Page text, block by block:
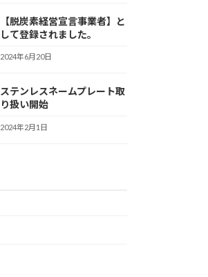
【脱炭素経営宣言事業者】と
して登録されました。
2024年6月20日
ステンレスネームプレート取
り扱い開始
2024年2月1日